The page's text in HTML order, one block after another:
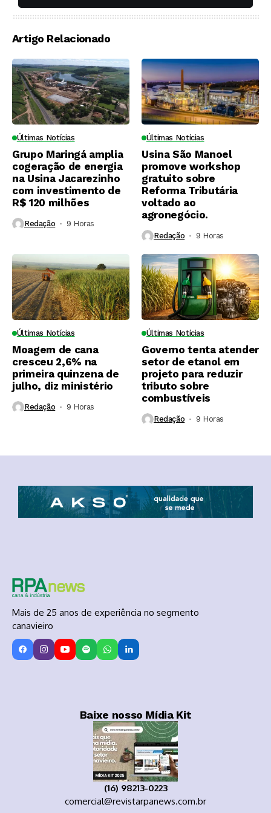
soqueiras?
Artigo Relacionado
Últimas Notícias
Grupo Maringá amplia
cogeração de energia
na Usina Jacarezinho
com investimento de
R$ 120 milhões
Redação 9 Horas ⁮
Últimas Notícias
Usina São Manoel
promove workshop
gratuito sobre
Reforma Tributária
voltado ao
agronegócio.
Redação 9 Horas ⁮
Últimas Notícias
Moagem de cana
cresceu 2,6% na
primeira quinzena de
julho, diz ministério
Redação 9 Horas ⁮
Últimas Notícias
Governo tenta atender
setor de etanol em
projeto para reduzir
tributo sobre
combustíveis
Redação 9 Horas ⁮
Mais de 25 anos de experiência no segmento
canavieiro
Baixe nosso Mídia Kit
(16) 98213-0223
comercial@revistarpanews.com.br